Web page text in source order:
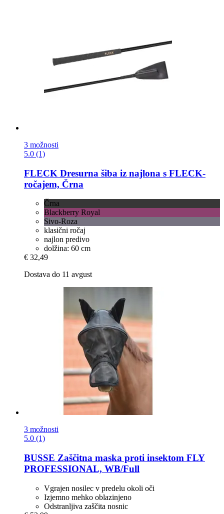
3 možnosti
5.0 (1)
FLECK Dresurna šiba iz najlona s FLECK-​
ročajem, Črna
Črna
Blackberry Royal
Sivo-Roza
klasični ročaj
najlon predivo
dolžina: 60 cm
€ 32,49
Dostava do 11 avgust
3 možnosti
5.0 (1)
BUSSE Zaščitna maska proti insektom FLY
PROFESSIONAL, WB/Full
Vgrajen nosilec v predelu okoli oči
Izjemno mehko oblazinjeno
Odstranljiva zaščita nosnic